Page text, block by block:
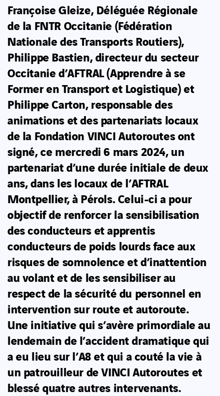
Françoise Gleize, Déléguée Régionale
de la FNTR Occitanie (Fédération
Nationale des Transports Routiers),
Philippe Bastien, directeur du secteur
Occitanie d’AFTRAL (Apprendre à se
Former en Transport et Logistique) et
Philippe Carton, responsable des
animations et des partenariats locaux
de la Fondation VINCI Autoroutes ont
signé, ce mercredi 6 mars 2024, un
partenariat d’une durée initiale de deux
ans, dans les locaux de l’AFTRAL
Montpellier, à Pérols. Celui-ci a pour
objectif de renforcer la sensibilisation
des conducteurs et apprentis
conducteurs de poids lourds face aux
risques de somnolence et d’inattention
au volant et de les sensibiliser au
respect de la sécurité du personnel en
intervention sur route et autoroute.
Une initiative qui s’avère primordiale au
lendemain de l’accident dramatique qui
a eu lieu sur l’A8 et qui a couté la vie à
un patrouilleur de VINCI Autoroutes et
blessé quatre autres intervenants.